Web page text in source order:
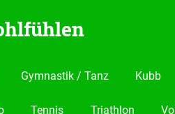
Gymnastik / Tanz Kubb
Tennis Triathlon